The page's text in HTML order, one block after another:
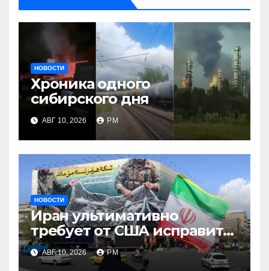
НОВОСТИ
Хроника одного
сибирского дня
АВГ 10, 2026 РМ
НОВОСТИ
Иран ультимативно
требует от США исправить
поведение
АВГ 10, 2026 РМ